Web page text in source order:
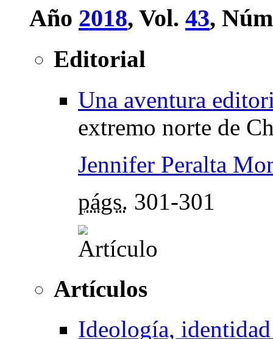
Año 2018, Vol. 43,
Editorial
Una aventura
extremo norte de
Jennifer Peralta
págs. 301-301
Artículos
Ideología,